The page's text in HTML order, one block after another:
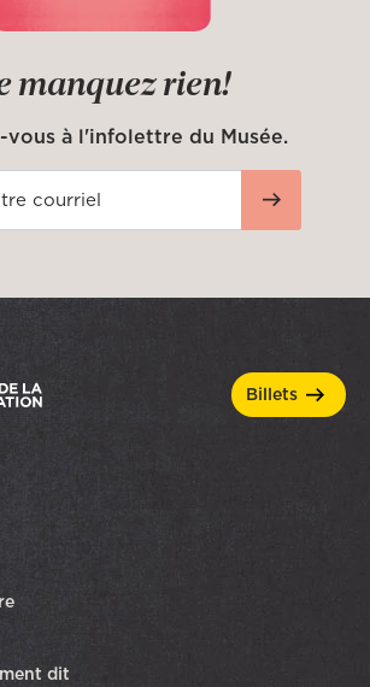
manquez rien!
vous à l'infolettre du Musée.
billets
dit